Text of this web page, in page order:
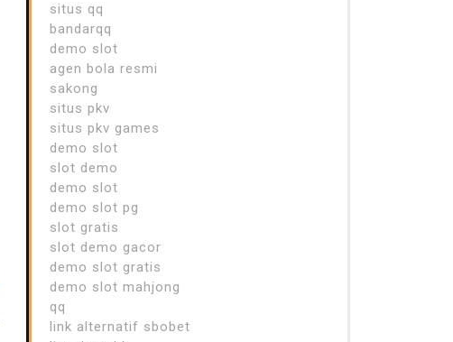
situs qq
bandarqq
demo slot
agen bola resmi
sakong
situs pkv
situs pkv games
demo slot
slot demo
demo slot
demo slot pg
slot gratis
slot demo gacor
demo slot gratis
demo slot mahjong
qq
link alternatif sbobet